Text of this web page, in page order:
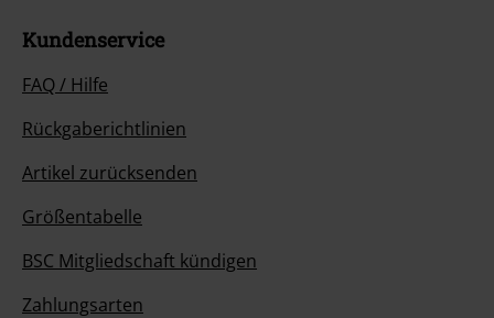
Kundenservice
FAQ / Hilfe
Rückgaberichtlinien
Artikel zurücksenden
Größentabelle
BSC Mitgliedschaft kündigen
Zahlungsarten